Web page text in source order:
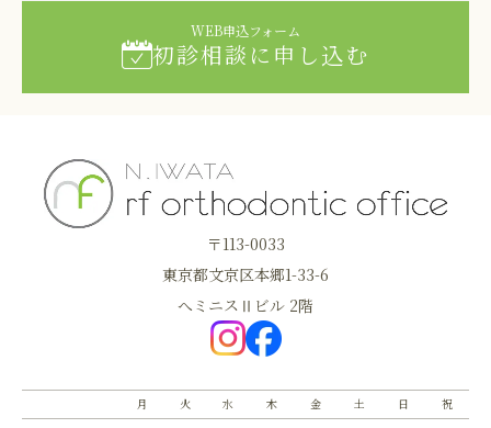
WEB申込フォーム
初診相談に申し込む
〒113-0033
東京都文京区本郷1-33-6
へミニスⅡビル 2階
月 火 水 木 金 土 日 祝